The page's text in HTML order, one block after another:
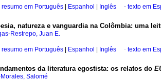
resumo em Português Espanhol Inglês · texto em
natureza e vanguardia na Colômbia: uma
Restrepo, Juan E.
resumo em Português Espanhol Inglês · texto em
da literatura egostista: os relatos do
Salomé